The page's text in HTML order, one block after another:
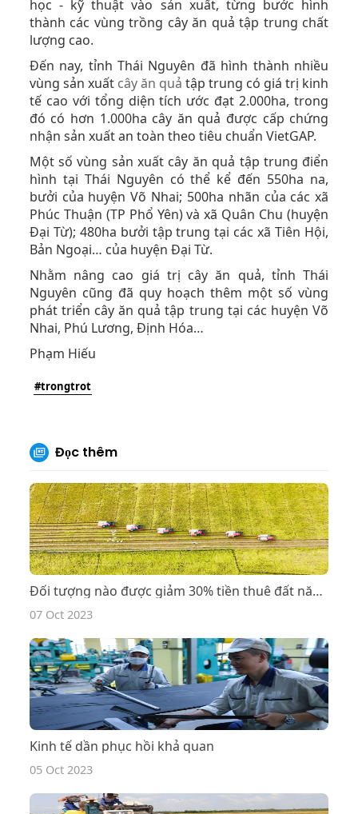
học - kỹ thuật vào sản xuất, từng bước hình
thành các vùng trồng cây ăn quả tập trung chất
lượng cao.
Đến nay, tỉnh Thái Nguyên đã hình thành nhiều
vùng sản xuất cây ăn quả tập trung có giá trị kinh
tế cao với tổng diện tích ước đạt 2.000ha, trong
đó có hơn 1.000ha cây ăn quả được cấp chứng
nhận sản xuất an toàn theo tiêu chuẩn VietGAP.
Một số vùng sản xuất cây ăn quả tập trung điển
hình tại Thái Nguyên có thể kể đến 550ha na,
bưởi của huyện Võ Nhai; 500ha nhãn của các xã
Phúc Thuận (TP Phổ Yên) và xã Quân Chu (huyện
Đại Từ); 480ha bưởi tập trung tại các xã Tiên Hội,
Bản Ngoại… của huyện Đại Từ.
Nhằm nâng cao giá trị cây ăn quả, tỉnh Thái
Nguyên cũng đã quy hoạch thêm một số vùng
phát triển cây ăn quả tập trung tại các huyện Võ
Nhai, Phú Lương, Định Hóa…
Phạm Hiếu
#trongtrot
Đọc thêm
Đối tượng nào được giảm 30% tiền thuê đất năm 2023?
07 Oct 2023
Kinh tế dần phục hồi khả quan
05 Oct 2023